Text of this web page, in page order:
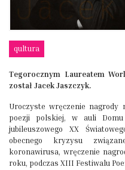
qultura
Tegorocznym Laureatem
został Jacek Jaszczyk.
Uroczyste wręczenie nagrody
poezji polskiej, w auli
jubileuszowego XX
obecnego kryzysu
koronawirusa, wręczenie
roku, podczas XIII Festiwalu